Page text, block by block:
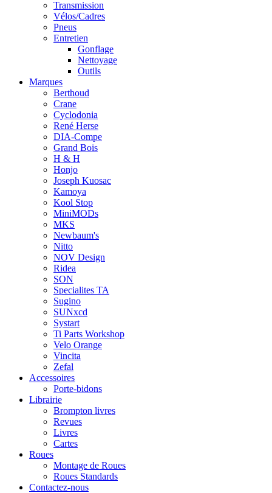
Transmission
Vélos/Cadres
Pneus
Entretien
Gonflage
Nettoyage
Outils
Marques
Berthoud
Crane
Cyclodonia
René Herse
DIA-Compe
Grand Bois
H & H
Honjo
Joseph Kuosac
Kamoya
Kool Stop
MiniMODs
MKS
Newbaum's
Nitto
NOV Design
Ridea
SON
Specialites TA
Sugino
SUNxcd
Systart
Ti Parts Workshop
Velo Orange
Vincita
Zefal
Accessoires
Porte-bidons
Librairie
Brompton livres
Revues
Livres
Cartes
Roues
Montage de Roues
Roues Standards
Contactez-nous